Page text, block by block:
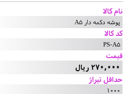
نام کالا
پوشه دکمه دار A5
کد کالا
PS-A5
قیمت
270,000 ریال
حداقل تیراژ
1000